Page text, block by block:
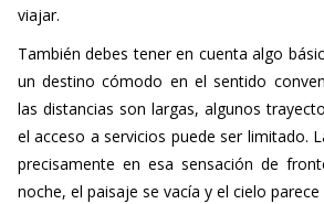
viajar.
También debes tener en cuenta algo
un destino cómodo en el sentido
las distancias son largas, algunos
el acceso a servicios puede ser limitado.
precisamente en esa sensación de
noche, el paisaje se vacía y el cielo